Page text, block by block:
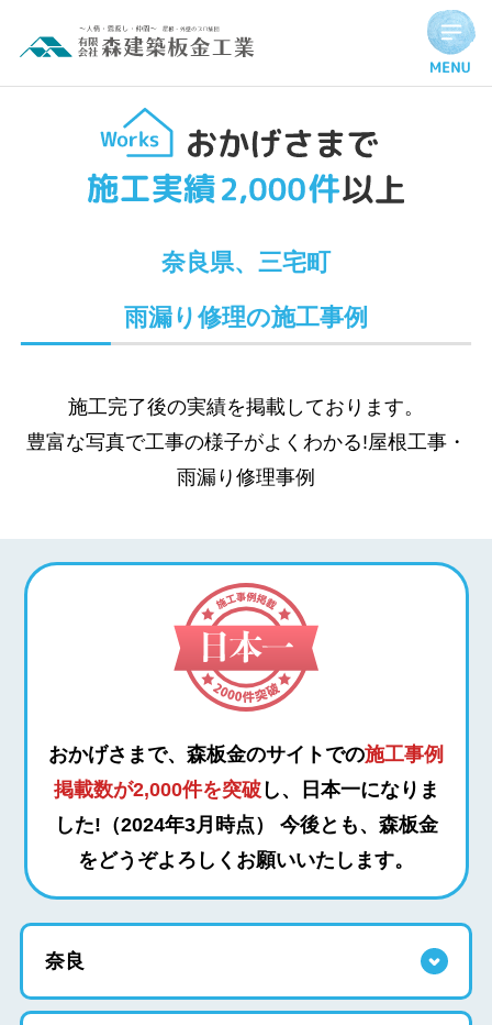
Hello world!
奈良県、三宅町
雨漏り修理の施工事例
施工完了後の実績を掲載しております。
豊富な写真で工事の様子がよくわかる!屋根工事・
雨漏り修理事例
おかげさまで、森板金のサイトでの施工事例
掲載数が2,000件を突破し、日本一になりま
した!（2024年3月時点）
今後とも、森板金
をどうぞよろしくお願いいたします。